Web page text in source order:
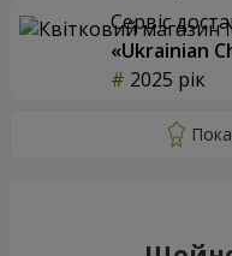
Сервіс
«Ukrainian
2025 рік